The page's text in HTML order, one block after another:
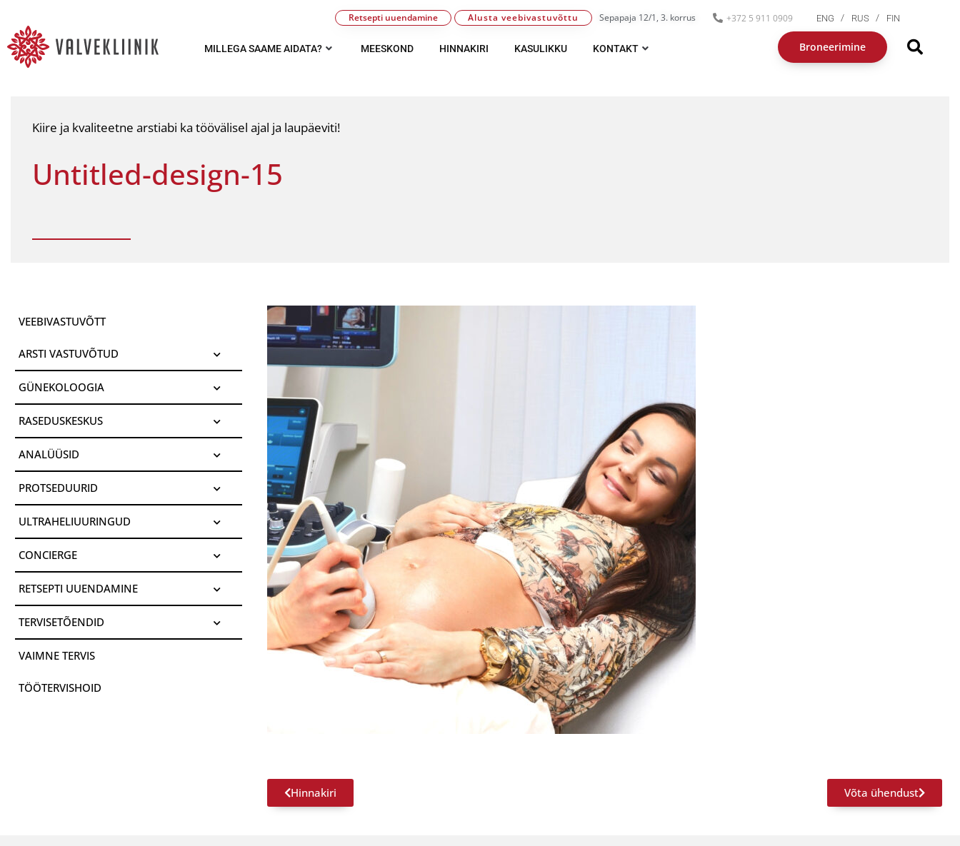
Retsepti uuendamine Alusta veebivastuvõttu Sepapaja 12/1, 3. korrus +372 5 911 0909 ENG RUS FIN
MILLEGA SAAME AIDATA? MEESKOND HINNAKIRI KASULIKKU KONTAKT Broneerimine
Kiire ja kvaliteetne arstiabi ka töövälisel ajal ja laupäeviti!
Untitled-design-15
VEEBIVASTUVÕTT
ARSTI VASTUVÕTUD
GÜNEKOLOOGIA
RASEDUSKESKUS
ANALÜÜSID
PROTSEDUURID
ULTRAHELIUURINGUD
CONCIERGE
RETSEPTI UUENDAMINE
TERVISETÕENDID
VAIMNE TERVIS
TÖÖTERVISHOID
Hinnakiri Võta ühendust